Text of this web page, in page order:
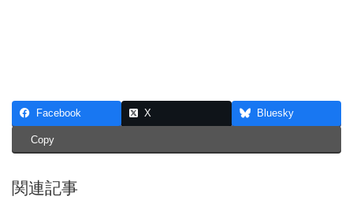
Facebook X Bluesky
Copy
関連記事